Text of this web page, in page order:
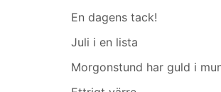
En dagens tack!
Juli i en lista
Morgonstund har guld i